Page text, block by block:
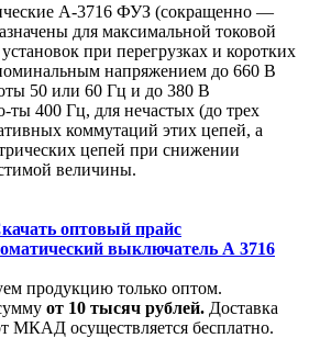
А-3716 ФУЗ (сокращенно —
для максимальной токовой
при перегрузках и коротких
напряжением до 660 В
50 или 60 Гц и до 380 В
ты 400 Гц, для нечастых (до трех
коммутаций этих цепей, а
цепей при снижении
величины.
оптовый прайс
выключатель А 3716
продукцию только оптом.
от 10 тысяч рублей. Доставка
МКАД осуществляется бесплатно.